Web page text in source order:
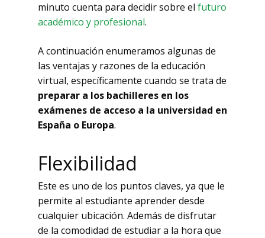
No hay productos
en el carrito.
Go To Shop
minuto cuenta para decidir sobre el futuro
académico y profesional.
A continuación enumeramos algunas de
las ventajas y razones de la educación
virtual, específicamente cuando se trata de
preparar a los bachilleres en los
exámenes de acceso a la universidad en
España o Europa.
Flexibilidad
Este es uno de los puntos claves, ya que le
permite al estudiante aprender desde
cualquier ubicación. Además de disfrutar
de la comodidad de estudiar a la hora que